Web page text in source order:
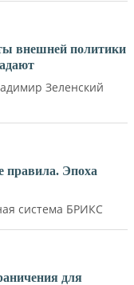
внешней политики
Зеленский
правила. Эпоха
система БРИКС
для